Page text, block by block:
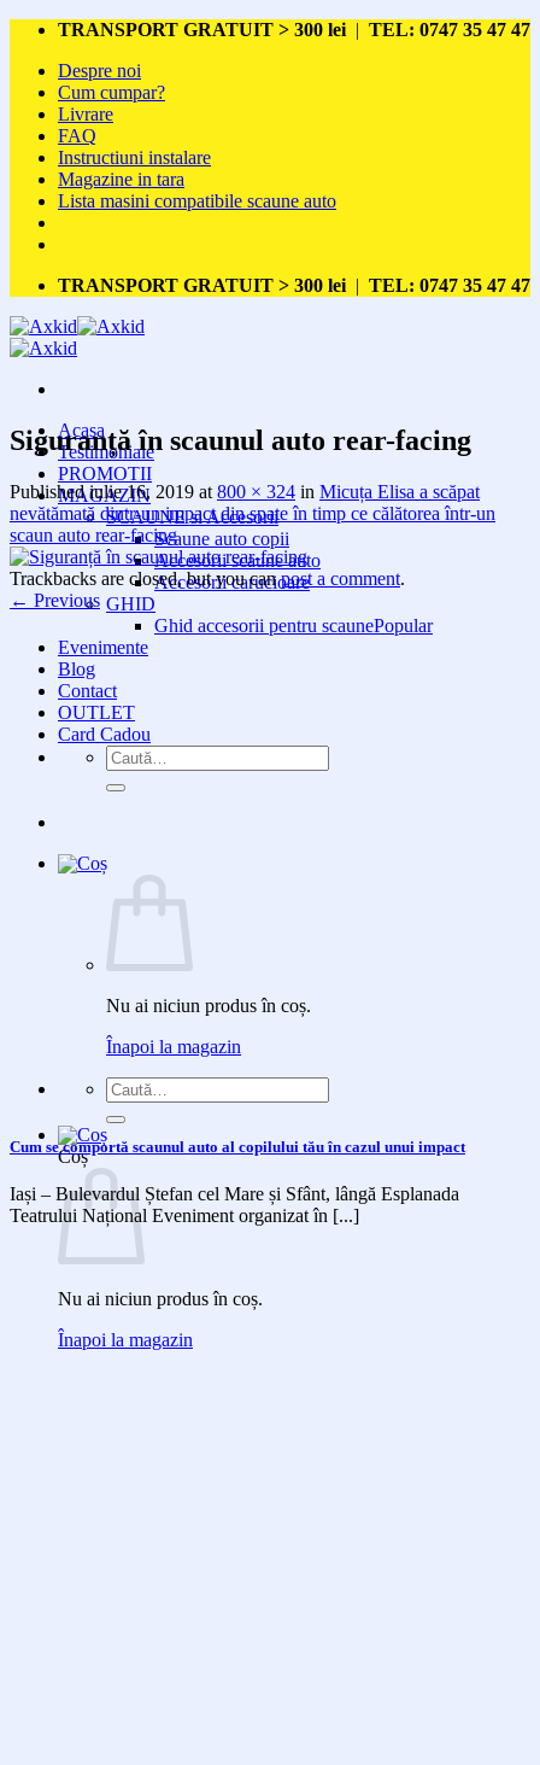
Skip
content
TRANSPORT GRATUIT > 300 lei | TEL: 0747 35 47 47
Despre noi
Cum cumpar?
Livrare
FAQ
Instructiuni instalare
Magazine in tara
Lista masini compatibile scaune auto
TRANSPORT GRATUIT > 300 lei | TEL: 0747 35 47 47
Acasa
Testimoniale
PROMOTII
MAGAZIN
SCAUNE si Accesorii
Scaune auto copii
Accesorii scaune auto
Accesorii carucioare
GHID
Ghid accesorii pentru scaune
Evenimente
Blog
Contact
OUTLET
Card Cadou
Caută
după:
Nu ai niciun produs în coș.
Înapoi la magazin
Caută
după:
Coș
Nu ai niciun produs în coș.
Înapoi la magazin
Siguranță în scaunul auto rear-facing
Publishediulie 16, 2019 at 800 × 324 in Micuța Elisa a scăpat
nevătămată dintr-un impact din spate în timp ce călătorea într-un
scaun auto rear-facing
Trackbacks are closed, but you canpost a comment.
← Previous
Cum se comportă scaunul auto al copilului tău în cazul unui impact
Iași – Bulevardul Ștefan cel Mare și Sfânt, lângă Esplanada
Teatrului Național Eveniment organizat în [...]